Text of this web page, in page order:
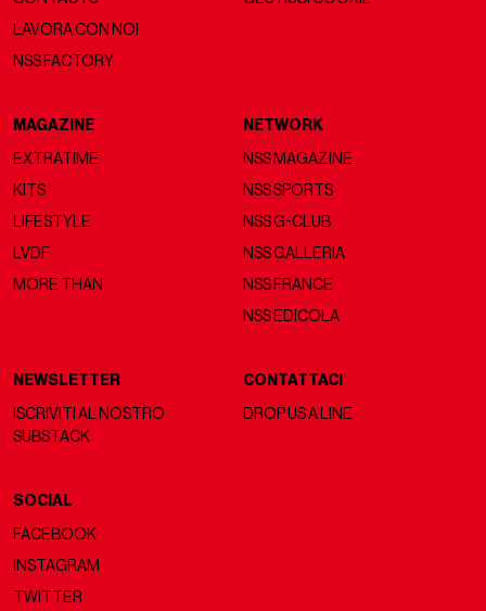
LAVORA CON NOI
NSS FACTORY
MAGAZINE
EXTRATIME
KITS
LIFESTYLE
LVDF
MORE THAN
NETWORK
NSS MAGAZINE
NSS SPORTS
NSS G-CLUB
NSS GALLERIA
NSS FRANCE
NSS EDICOLA
NEWSLETTER
ISCRIVITI AL NOSTRO
SUBSTACK
CONTATTACI
DROP US A LINE
SOCIAL
FACEBOOK
INSTAGRAM
TWITTER